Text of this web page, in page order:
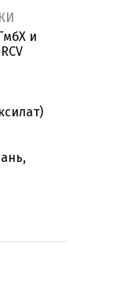
и